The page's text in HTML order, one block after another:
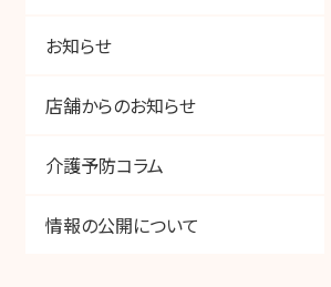
お知らせ
店舗からのお知らせ
介護予防コラム
情報の公開について